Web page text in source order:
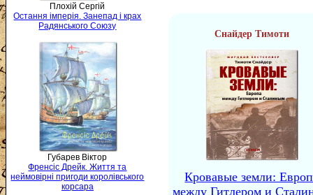
Плохій Сергій
Остання імперія. Занепад і крах
Радянського Союзу
Губарев Віктор
Френсіс Дрейк. Життя та
неймовірні пригоди королівського
корсара
Снайдер Тимоти
Кровавые земли:
между Гитлером и